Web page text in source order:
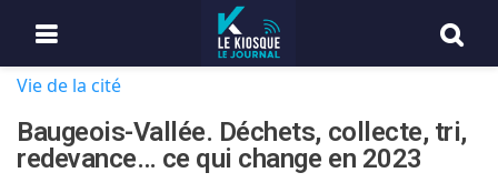
Vie de la cité
Baugeois-Vallée. Déchets, collecte, tri,
redevance… ce qui change en 2023